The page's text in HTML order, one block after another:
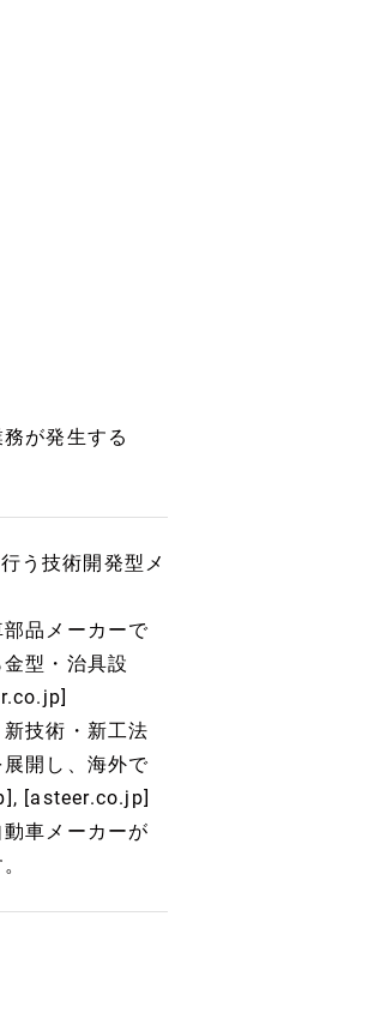
が発生する
う技術開発型メ
品メーカーで
型・治具設
技術・新工法
開し、海外で
[asteer.co.jp]
車メーカーが